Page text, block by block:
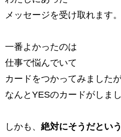
メッセージを受け取れます。
一番よかったのは
仕事で悩んでいて
カードをつかってみました
なんとYESのカードがしまし
しかも、 絶対にそうだとい